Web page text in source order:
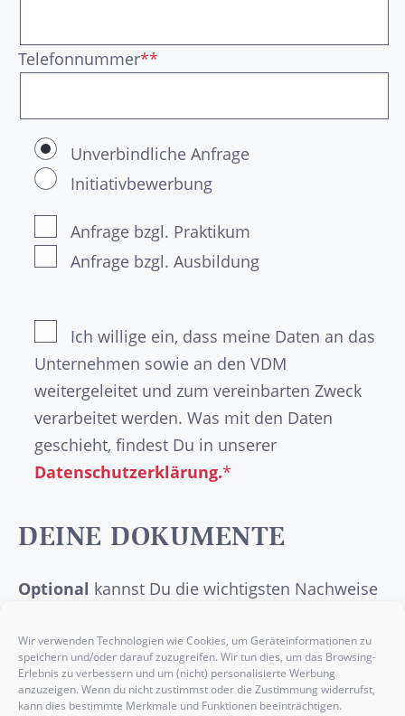
Wir verwenden Technologien wie Cookies, um Geräteinformationen zu
speichern und/oder darauf zuzugreifen. Wir tun dies, um das Browsing-
Erlebnis zu verbessern und um (nicht) personalisierte Werbung
anzuzeigen. Wenn du nicht zustimmst oder die Zustimmung widerrufst,
kann dies bestimmte Merkmale und Funktionen beeinträchtigen.
Telefonnummer**
Unverbindliche Anfrage
Initiativbewerbung
Anfrage bzgl. Praktikum
Anfrage bzgl. Ausbildung
Ich willige ein, dass meine Daten an das
Unternehmen sowie an den VDM
weitergeleitet und zum vereinbarten Zweck
verarbeitet werden. Was mit den Daten
geschieht, findest Du in unserer
Datenschutzerklärung.*
DEINE DOKUMENTE
Optional kannst Du die wichtigsten Nachweise
Lebenslauf, einAnschreibenoder etwaige
Praktikumsbelegehier einfügen.